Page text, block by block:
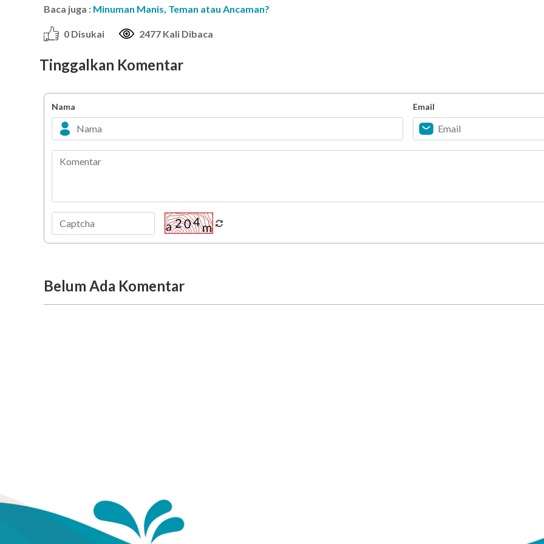
Baca juga : Minuman Manis, Teman atau Ancaman?
0 Disukai 2477 Kali Dibaca
Tinggalkan Komentar
Nama Email
Belum Ada Komentar